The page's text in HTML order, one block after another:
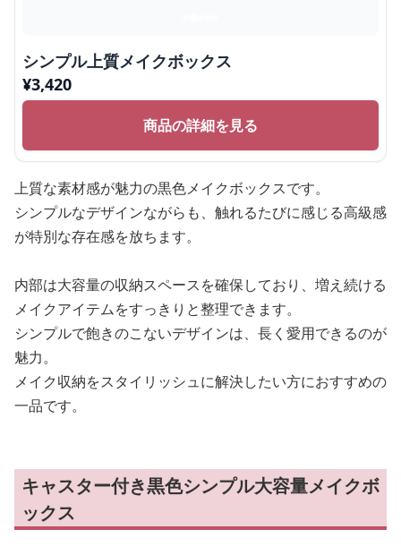
シンプル上質メイクボックス
¥3,420
商品の詳細を見る
上質な素材感が魅力の黒色メイクボックスです。
シンプルなデザインながらも、触れるたびに感じる高級感
が特別な存在感を放ちます。
内部は大容量の収納スペースを確保しており、増え続ける
メイクアイテムをすっきりと整理できます。
シンプルで飽きのこないデザインは、長く愛用できるのが
魅力。
メイク収納をスタイリッシュに解決したい方におすすめの
一品です。
キャスター付き黒色シンプル大容量メイクボ
ックス